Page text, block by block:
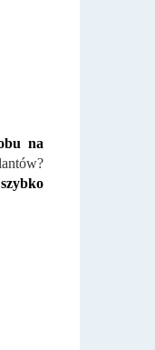
na